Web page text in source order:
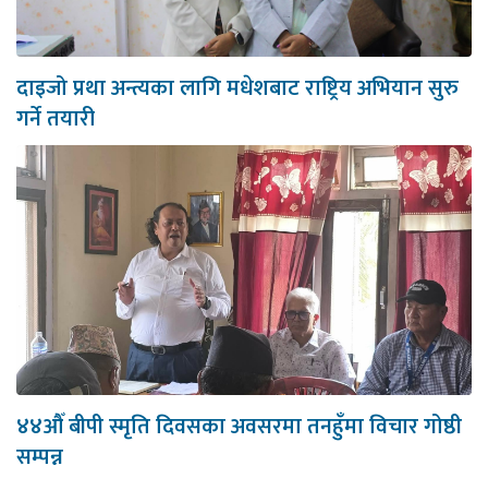
दाइजो प्रथा अन्त्यका लागि मधेशबाट राष्ट्रिय अभियान सुरु
गर्ने तयारी
४४औँ बीपी स्मृति दिवसका अवसरमा तनहुँमा विचार गोष्ठी
सम्पन्न